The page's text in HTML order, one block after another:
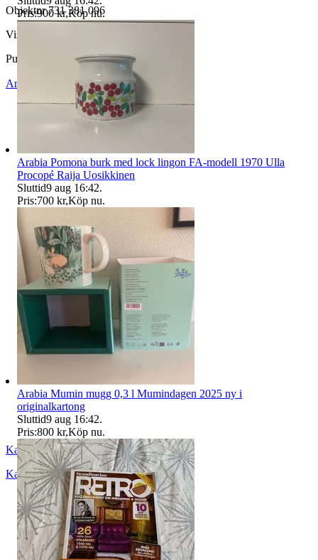
Objektnr 731 381 096
Visningar
Publicerad
13 maj 09:01
Anmäl Sälj liknande
Katja52
Karlstad,Sverige
Pris:900 kr,Köp nu.
Arabia Pomona burk med lock lingon FA-modell 1970 Ulla
Procopé Raija Uosikkinen
Sluttid9 aug 16:42.
Pris:700 kr,Köp nu.
Arabia Mumin mugg 0,3 l Mumindagen 2025 ny i
originalkartong
Sluttid9 aug 16:42.
Pris:800 kr,Köp nu.